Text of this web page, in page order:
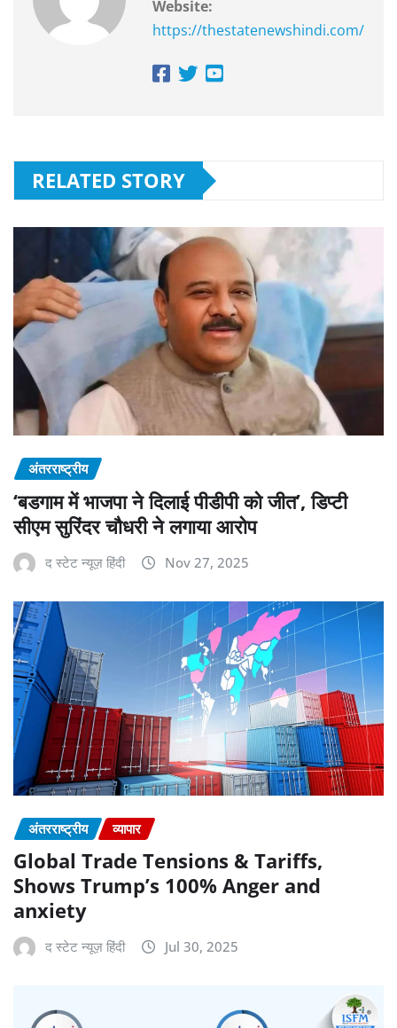
Website:
https://thestatenewshindi.com/
RELATED STORY
अंतरराष्ट्रीय
‘बडगाम में भाजपा ने दिलाई पीडीपी को जीत’, डिप्टी
सीएम सुरिंदर चौधरी ने लगाया आरोप
द स्टेट न्यूज़ हिंदी Nov 27, 2025
अंतरराष्ट्रीय व्यापार
Global Trade Tensions & Tariffs,
Shows Trump’s 100% Anger and
anxiety
द स्टेट न्यूज़ हिंदी Jul 30, 2025